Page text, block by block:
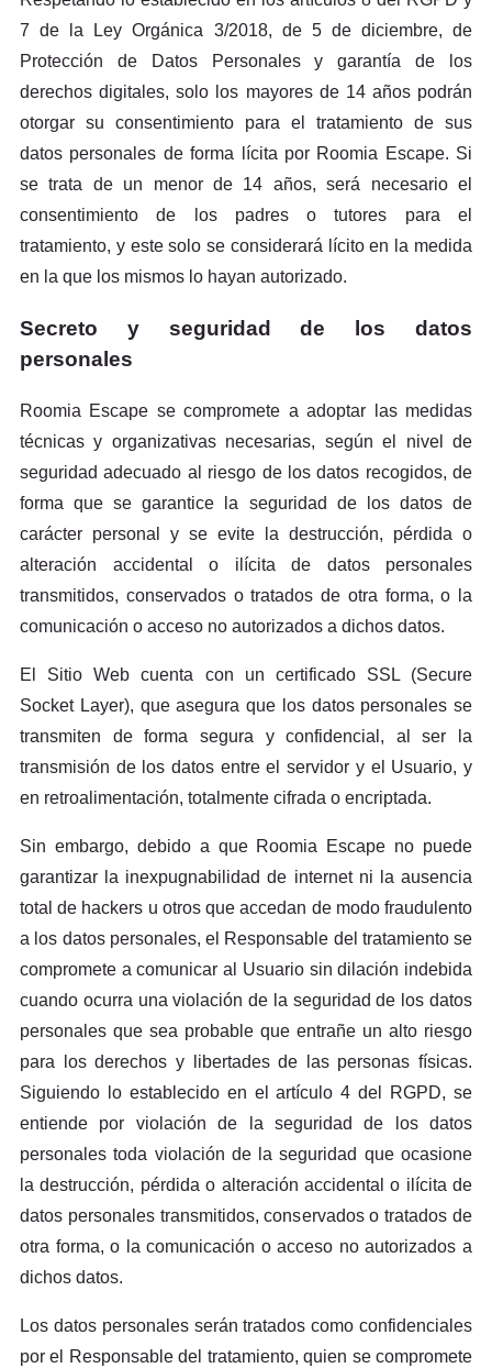
7 de la Ley Orgánica 3/2018, de 5 de diciembre, de
Protección de Datos Personales y garantía de los
derechos digitales, solo los mayores de 14 años podrán
otorgar su consentimiento para el tratamiento de sus
datos personales de forma lícita por Roomia Escape. Si
se trata de un menor de 14 años, será necesario el
consentimiento de los padres o tutores para el
tratamiento, y este solo se considerará lícito en la medida
en la que los mismos lo hayan autorizado.
Secreto y seguridad de los datos
personales
Roomia Escape se compromete a adoptar las medidas
técnicas y organizativas necesarias, según el nivel de
seguridad adecuado al riesgo de los datos recogidos, de
forma que se garantice la seguridad de los datos de
carácter personal y se evite la destrucción, pérdida o
alteración accidental o ilícita de datos personales
transmitidos, conservados o tratados de otra forma, o la
comunicación o acceso no autorizados a dichos datos.
El Sitio Web cuenta con un certificado SSL (Secure
Socket Layer), que asegura que los datos personales se
transmiten de forma segura y confidencial, al ser la
transmisión de los datos entre el servidor y el Usuario, y
en retroalimentación, totalmente cifrada o encriptada.
Sin embargo, debido a que Roomia Escape no puede
garantizar la inexpugnabilidad de internet ni la ausencia
total de hackers u otros que accedan de modo fraudulento
a los datos personales, el Responsable del tratamiento se
compromete a comunicar al Usuario sin dilación indebida
cuando ocurra una violación de la seguridad de los datos
personales que sea probable que entrañe un alto riesgo
para los derechos y libertades de las personas físicas.
Siguiendo lo establecido en el artículo 4 del RGPD, se
entiende por violación de la seguridad de los datos
personales toda violación de la seguridad que ocasione
la destrucción, pérdida o alteración accidental o ilícita de
datos personales transmitidos, conservados o tratados de
otra forma, o la comunicación o acceso no autorizados a
dichos datos.
Los datos personales serán tratados como confidenciales
por el Responsable del tratamiento, quien se compromete